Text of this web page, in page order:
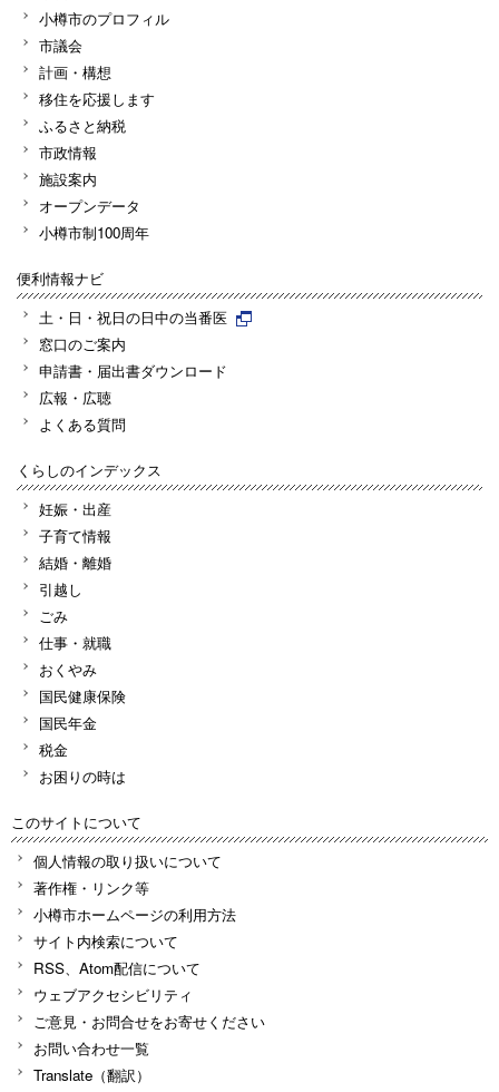
小樽市のプロフィル
市議会
計画・構想
移住を応援します
ふるさと納税
市政情報
施設案内
オープンデータ
小樽市制100周年
便利情報ナビ
土・日・祝日の日中の当番医
窓口のご案内
申請書・届出書ダウンロード
広報・広聴
よくある質問
くらしのインデックス
妊娠・出産
子育て情報
結婚・離婚
引越し
ごみ
仕事・就職
おくやみ
国民健康保険
国民年金
税金
お困りの時は
このサイトについて
個人情報の取り扱いについて
著作権・リンク等
小樽市ホームページの利用方法
サイト内検索について
RSS、Atom配信について
ウェブアクセシビリティ
ご意見・お問合せをお寄せください
お問い合わせ一覧
Translate（翻訳）